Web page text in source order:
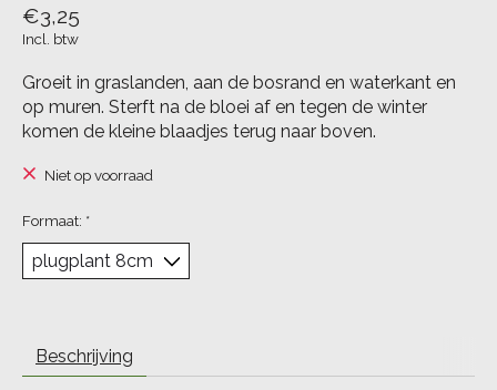
€3,25
Incl. btw
Groeit in graslanden, aan de bosrand en waterkant en
op muren. Sterft na de bloei af en tegen de winter
komen de kleine blaadjes terug naar boven.
Niet op voorraad
Formaat: *
Beschrijving